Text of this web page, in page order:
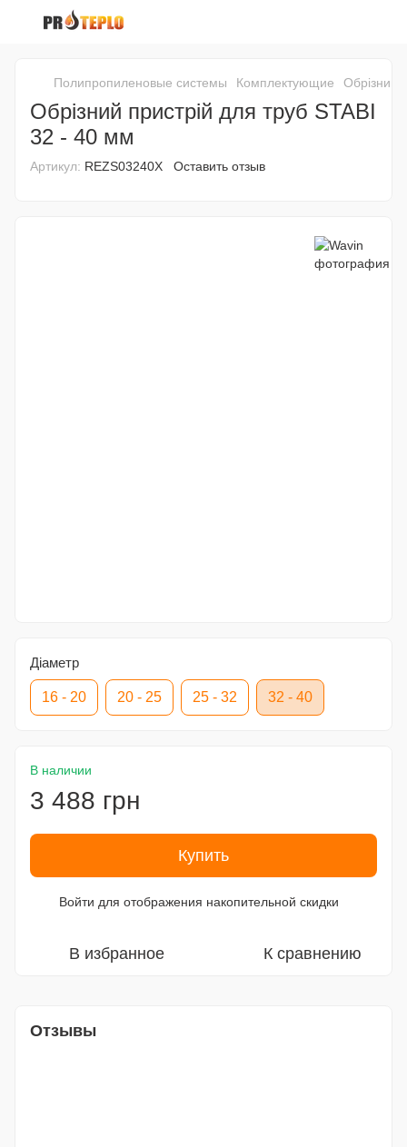
Полипропиленовые системы Комплектующие Обрізний
Обрізний пристрій для труб STABI
32 - 40 мм
Артикул: REZS03240X Оставить отзыв
Діаметр
16 - 20 20 - 25 25 - 32 32 - 40
В наличии
3 488 грн
Купить
Войти для отображения накопительной скидки
В избранное К сравнению
Отзывы